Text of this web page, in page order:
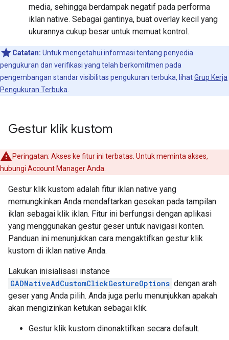
media, sehingga berdampak negatif pada performa
iklan native. Sebagai gantinya, buat overlay kecil yang
ukurannya cukup besar untuk memuat kontrol.
Catatan: Untuk mengetahui informasi tentang penyedia
pengukuran dan verifikasi yang telah berkomitmen pada
pengembangan standar visibilitas pengukuran terbuka, lihatGrup Kerja
Pengukuran Terbuka
Gestur klik kustom
Peringatan: Akses ke fitur ini terbatas. Untuk meminta akses,
hubungi Account Manager Anda.
Gestur klik kustom adalah fitur iklan native yang
memungkinkan Anda mendaftarkan gesekan pada tampilan
iklan sebagai klik iklan. Fitur ini berfungsi dengan aplikasi
yang menggunakan gestur geser untuk navigasi konten.
Panduan ini menunjukkan cara mengaktifkan gestur klik
kustom di iklan native Anda.
Lakukan inisialisasi instance
GADNativeAdCustomClickGestureOptions dengan arah
geser yang Anda pilih. Anda juga perlu menunjukkan apakah
akan mengizinkan ketukan sebagai klik.
Gestur klik kustom dinonaktifkan secara default.